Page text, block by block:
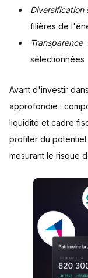
Diversification
filières de
Transparence:
sélectionnées
Avant d'investir
approfondie :
liquidité et cadre
profiter du
mesurant le risque